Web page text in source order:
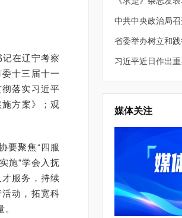
在辽宁考察
十三届十一
落实习近平
方案》；观
要聚焦“四服
施“学会入抚
服务，持续
动，拓宽科
媒体关注